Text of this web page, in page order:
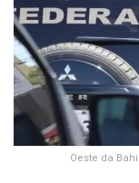
Oeste da